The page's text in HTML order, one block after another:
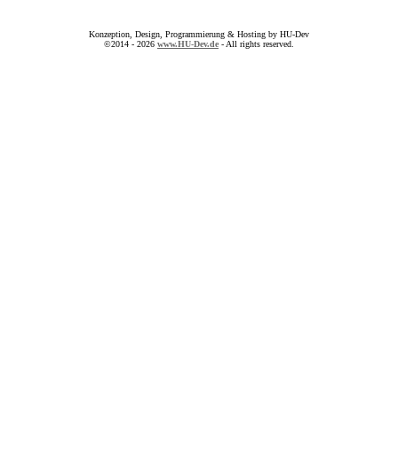
Konzeption, Design, Programmierung & Hosting by HU-Dev
©2014 - 2026 www.HU-Dev.de - All rights reserved.